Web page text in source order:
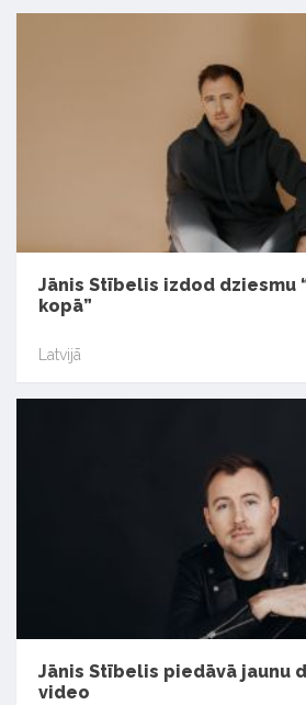
Jānis Stībelis izdod dziesmu
kopā”
Latvijā
Jānis Stībelis piedāvā jaunu
video